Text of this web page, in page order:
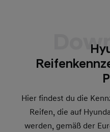
Hier findest du die
Reifen, die auf
werden, gemäß der